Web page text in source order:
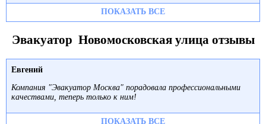
ПОКАЗАТЬ ВСЕ
Эвакуатор Новомосковская улица отзывы
Евгений
Компания "Эвакуатор Москва" порадовала профессиональными
качествами, теперь только к ним!
ПОКАЗАТЬ ВСЕ